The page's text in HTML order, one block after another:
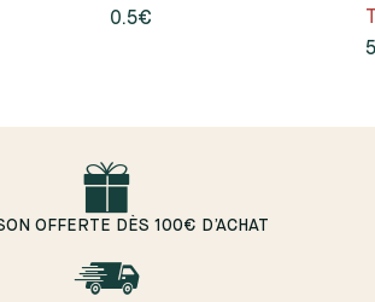
0.5€
OFFERTE DÈS 100€ D’ACHAT